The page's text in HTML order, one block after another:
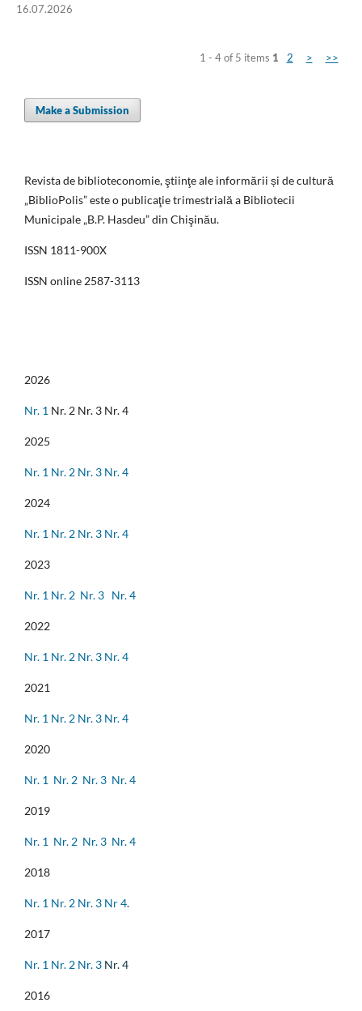
16.07.2026
1 - 4 of 5 items 1 2 > >>
Make a Submission
Revista de biblioteconomie, ştiinţe ale informării și de cultură
„BiblioPolis” este o publicaţie trimestrială a Bibliotecii
Municipale „B.P. Hasdeu” din Chişinău.
ISSN 1811-900X
ISSN online 2587-3113
2026
Nr. 1 Nr. 2 Nr. 3 Nr. 4
2025
Nr. 1 Nr. 2 Nr. 3 Nr. 4
2024
Nr. 1 Nr. 2 Nr. 3 Nr. 4
2023
Nr. 1 Nr. 2 Nr. 3 Nr. 4
2022
Nr. 1 Nr. 2 Nr. 3 Nr. 4
2021
Nr. 1 Nr. 2 Nr. 3 Nr. 4
2020
Nr. 1 Nr. 2 Nr. 3 Nr. 4
2019
Nr. 1 Nr. 2 Nr. 3 Nr. 4
2018
Nr. 1 Nr. 2 Nr. 3 Nr 4.
2017
Nr. 1 Nr. 2 Nr. 3 Nr. 4
2016